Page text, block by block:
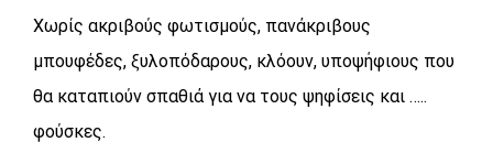
Χωρίς ακριβούς φωτισμούς, πανάκριβους
μπουφέδες, ξυλοπόδαρους, κλόουν, υποψήφιους που
θα καταπιούν σπαθιά για να τους ψηφίσεις και …..
φούσκες.